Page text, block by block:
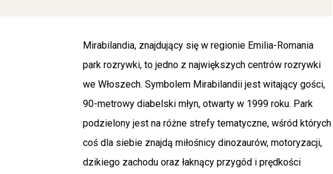
Mirabilandia, znajdujący się w regionie Emilia-Romania
park rozrywki, to jedno z największych centrów rozrywki
we Włoszech. Symbolem Mirabilandii jest witający gości,
90-metrowy diabelski młyn, otwarty w 1999 roku. Park
podzielony jest na różne strefy tematyczne, wśród których
coś dla siebie znajdą miłośnicy dinozaurów, motoryzacji,
dzikiego zachodu oraz łaknący przygód i prędkości